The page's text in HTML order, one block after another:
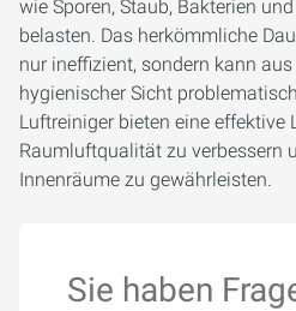
wie Sporen, Staub, Bakterien
belasten. Das herkömmliche
nur ineffizient, sondern kann
hygienischer Sicht
Luftreiniger bieten eine effektive
Raumluftqualität zu verbessern
Innenräume zu gewährleisten.
Sie haben